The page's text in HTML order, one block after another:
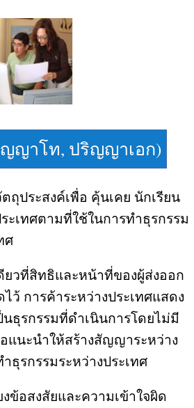
ญาโท, ปริญญาเอก)
ถุประสงค์เพื่อ คุ้นเคย นักเรียน
เทศตามที่ใช้ในการทำธุรกรรม
ศ
ยวที่สิทธิและหน้าที่ของผู้ส่งออก
ว้ การค้าระหว่างประเทศแสดง
ธุรกรรมที่ดำเนินการโดยไม่มี
นะนำให้สร้างสัญญาระหว่าง
ธุรกรรมระหว่างประเทศ
ข้อสงสัยและความเข้าใจผิด